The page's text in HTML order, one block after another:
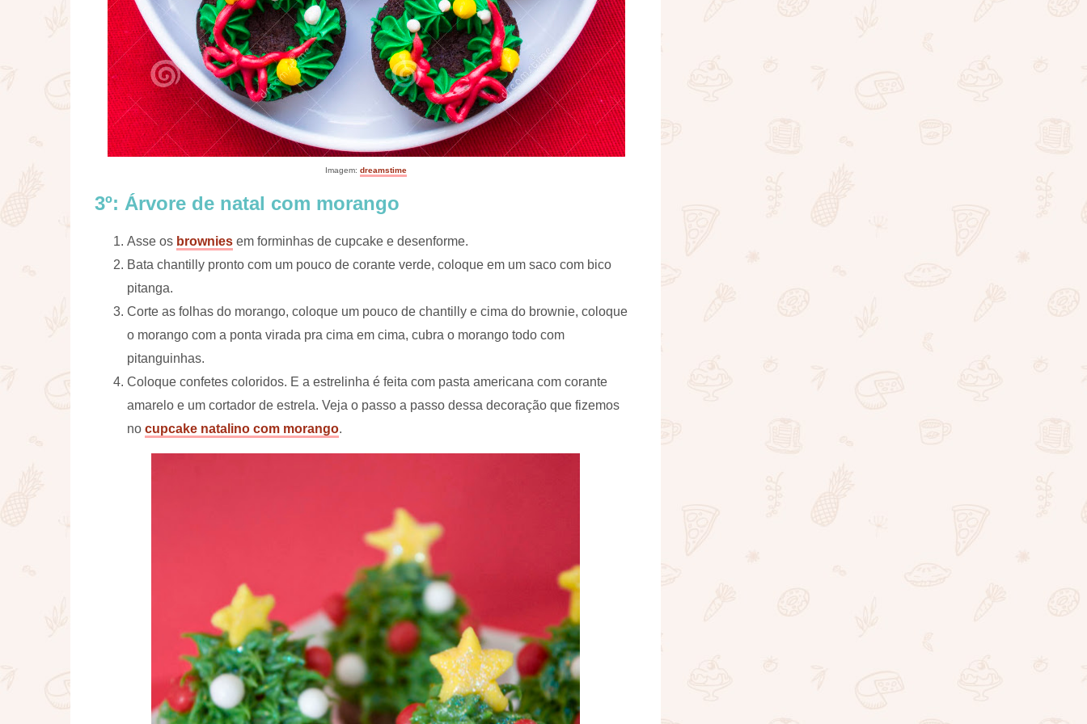
Imagem: dreamstime
3º: Árvore de natal com morango
Asse os brownies em forminhas de cupcake e desenforme.
Bata chantilly pronto com um pouco de corante verde, coloque em um saco com bico
pitanga.
Corte as folhas do morango, coloque um pouco de chantilly e cima do brownie, coloque
o morango com a ponta virada pra cima em cima, cubra o morango todo com
pitanguinhas.
Coloque confetes coloridos. E a estrelinha é feita com pasta americana com corante
amarelo e um cortador de estrela. Veja o passo a passo dessa decoração que fizemos
no cupcake natalino com morango.